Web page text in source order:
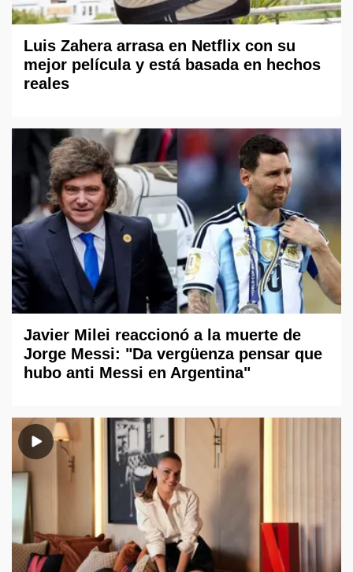
Luis Zahera arrasa en Netflix con su
mejor película y está basada en hechos
reales
Javier Milei reaccionó a la muerte de
Jorge Messi: "Da vergüenza pensar que
hubo anti Messi en Argentina"